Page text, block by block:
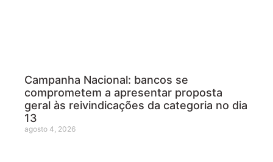
Campanha Nacional: bancos se
comprometem a apresentar proposta
geral às reivindicações da categoria no dia
13
agosto 4, 2026